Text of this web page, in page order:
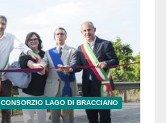
CONSORZIO LAGO DI BRACCIANO